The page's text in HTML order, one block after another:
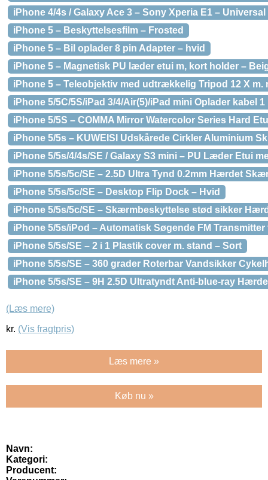
iPhone 4/4s / Galaxy Ace 3 – Sony Xperia E1 –
iPhone 5 – Beskyttelsesfilm – Frosted
iPhone 5 – Bil oplader 8 pin Adapter – hvid
iPhone 5 – Magnetisk PU læder etui m, kort holder –
iPhone 5 – Teleobjektiv med udtrækkelig Tripod 12 X m.
iPhone 5/5C/5S/iPad 3/4/Air(5)/iPad mini Oplader kabel 1
iPhone 5/5S – COMMA Mirror Watercolor Series Hard
iPhone 5/5s – KUWEISI Udskårede Cirkler Aluminium
iPhone 5/5s/4/4s/SE / Galaxy S3 mini – PU Læder Etui
iPhone 5/5s/5c/SE – 2.5D Ultra Tynd 0.2mm Hærdet
iPhone 5/5s/5c/SE – Desktop Flip Dock – Hvid
iPhone 5/5s/5c/SE – Skærmbeskyttelse stød sikker
iPhone 5/5s/iPod – Automatisk Søgende FM Transmitter
iPhone 5/5s/SE – 2 i 1 Plastik cover m. stand – Sort
iPhone 5/5s/SE – 360 grader Roterbar Vandsikker
iPhone 5/5s/SE – 9H 2.5D Ultratyndt Anti-blue-ray
(Læs mere)
kr. (Vis fragtpris)
Læs mere »
Køb nu »
Navn:
Kategori:
Producent: